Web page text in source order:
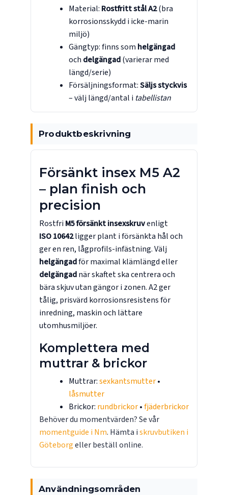
Material: Rostfritt stål A2(bra
korrosionsskydd i icke-marin
miljö)
Gängtyp: finns som helgängad
och delgängad(varierar med
längd/serie)
Försäljningsformat:Säljs styckvis
– välj längd/antal i tabellistan
Produktbeskrivning
Försänkt insex M5 A2
– plan finish och
precision
Rostfri M5 försänkt insexskruvenligt
ISO 10642ligger plant i försänkta hål och
ger en ren, lågprofils-infästning. Välj
helgängadför maximal klämlängd eller
delgängadnär skaftet ska centrera och
bära skjuv utan gängor i zonen. A2 ger
tålig, prisvärd korrosionsresistens för
inredning, maskin och lättare
utomhusmiljöer.
Komplettera med
muttrar & brickor
Muttrar:sexkantsmutter•
låsmutter
Brickor: rundbrickor•fjäderbrickor
Behöver du momentvärden? Se vår
momentguide i Nm. Hämta iskruvbutiken i
Göteborgeller beställ online.
Användningsområden